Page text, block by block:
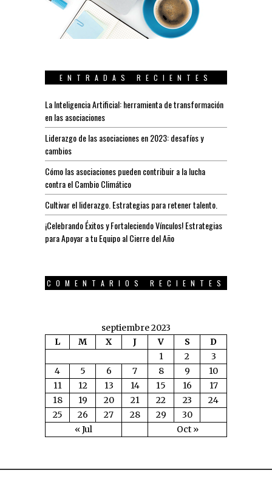
ENTRADAS RECIENTES
La Inteligencia Artificial: herramienta de transformación
en las asociaciones
Liderazgo de las asociaciones en 2023: desafíos y
cambios
Cómo las asociaciones pueden contribuir a la lucha
contra el Cambio Climático
Cultivar el liderazgo. Estrategias para retener talento.
¡Celebrando Éxitos y Fortaleciendo Vínculos! Estrategias
para Apoyar a tu Equipo al Cierre del Año
COMENTARIOS RECIENTES
septiembre 2023
L
M X J V S D
« Jul Oct »
1 2
3
4
5 6 7 8 9
10
11
12 13 14 15 16
17
18
19 20 21 22 23
24
25
26 27 28 29 30